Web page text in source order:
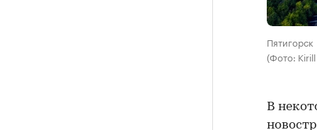
Пятигорск
(Фото:
В